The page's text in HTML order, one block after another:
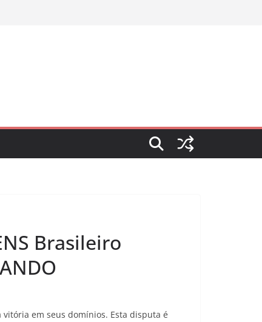
Brasileiro
vitória em seus domínios. Esta disputa é